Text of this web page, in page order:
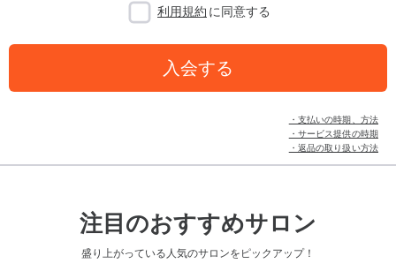
利用規約 に同意する
入会する
・支払いの時期、方法
・サービス提供の時期
・返品の取り扱い方法
注目のおすすめサロン
盛り上がっている人気のサロンをピックアップ！